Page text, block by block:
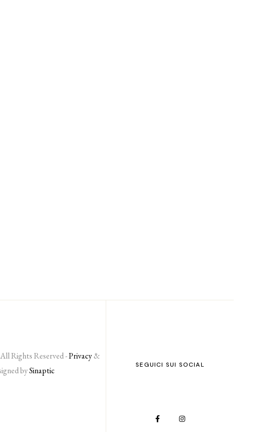
Rights Reserved -Privacy&
bySinaptic
SEGUICI SUI SOCIAL